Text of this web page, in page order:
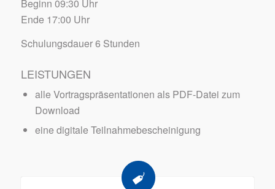
Beginn 09:30 Uhr
Ende 17:00 Uhr
Schulungsdauer 6 Stunden
LEISTUNGEN
alle Vortragspräsentationen als PDF-Datei zum
Download
eine digitale Teilnahmebescheinigung